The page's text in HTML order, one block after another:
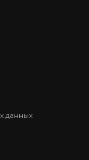
данных